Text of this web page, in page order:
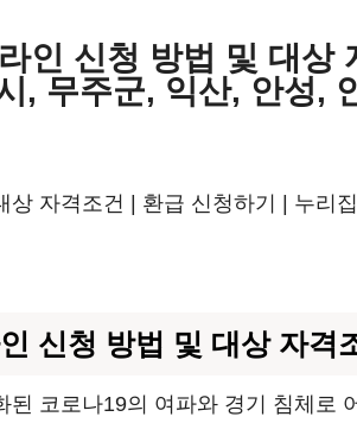
인 신청 방법 및 대상
, 무주군, 익산, 안성,
자격조건 | 환급 신청하기 | 누리
신청 방법 및 대상 자격
코로나19의 여파와 경기 침체로